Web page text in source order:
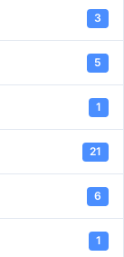
3
5
1
21
6
1